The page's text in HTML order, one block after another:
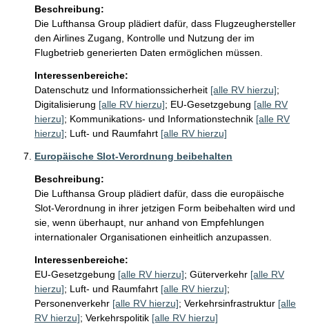
Beschreibung:
Die Lufthansa Group plädiert dafür, dass Flugzeughersteller
den Airlines Zugang, Kontrolle und Nutzung der im
Flugbetrieb generierten Daten ermöglichen müssen.
Interessenbereiche:
Datenschutz und Informationssicherheit [alle RV hierzu];
Digitalisierung [alle RV hierzu]; EU-Gesetzgebung [alle RV
hierzu]; Kommunikations- und Informationstechnik [alle RV
hierzu]; Luft- und Raumfahrt [alle RV hierzu]
Europäische Slot-Verordnung beibehalten
Beschreibung:
Die Lufthansa Group plädiert dafür, dass die europäische
Slot-Verordnung in ihrer jetzigen Form beibehalten wird und
sie, wenn überhaupt, nur anhand von Empfehlungen
internationaler Organisationen einheitlich anzupassen.
Interessenbereiche:
EU-Gesetzgebung [alle RV hierzu]; Güterverkehr [alle RV
hierzu]; Luft- und Raumfahrt [alle RV hierzu];
Personenverkehr [alle RV hierzu]; Verkehrsinfrastruktur [alle
RV hierzu]; Verkehrspolitik [alle RV hierzu]